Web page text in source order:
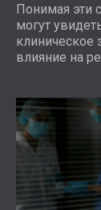
Понимая эти
могут
клиническое
влияние на